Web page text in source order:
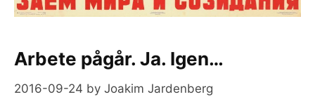
Arbete pågår. Ja. Igen…
2016-09-24 by Joakim Jardenberg